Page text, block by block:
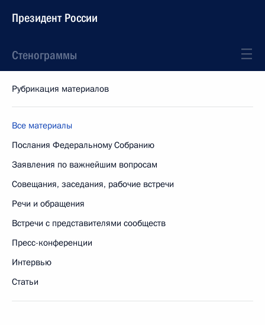
Президент России
Стенограммы
Рубрикация материалов
Все материалы
Послания Федеральному Собранию
Заявления по важнейшим вопросам
Совещания, заседания, рабочие встречи
Речи и обращения
Встречи с представителями сообществ
Пресс-конференции
Интервью
Статьи